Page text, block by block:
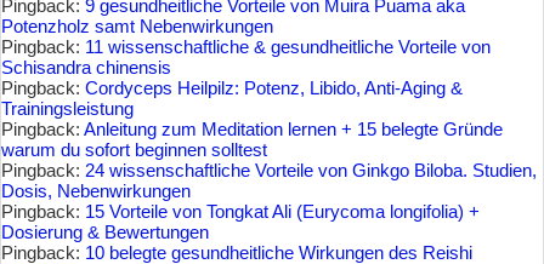
Pingback: 9 gesundheitliche Vorteile von Muira Puama aka
Potenzholz samt Nebenwirkungen
Pingback: 11 wissenschaftliche & gesundheitliche Vorteile von
Schisandra chinensis
Pingback: Cordyceps Heilpilz: Potenz, Libido, Anti-Aging &
Trainingsleistung
Pingback: Anleitung zum Meditation lernen + 15 belegte Gründe
warum du sofort beginnen solltest
Pingback: 24 wissenschaftliche Vorteile von Ginkgo Biloba. Studien,
Dosis, Nebenwirkungen
Pingback: 15 Vorteile von Tongkat Ali (Eurycoma longifolia) +
Dosierung & Bewertungen
Pingback: 10 belegte gesundheitliche Wirkungen des Reishi